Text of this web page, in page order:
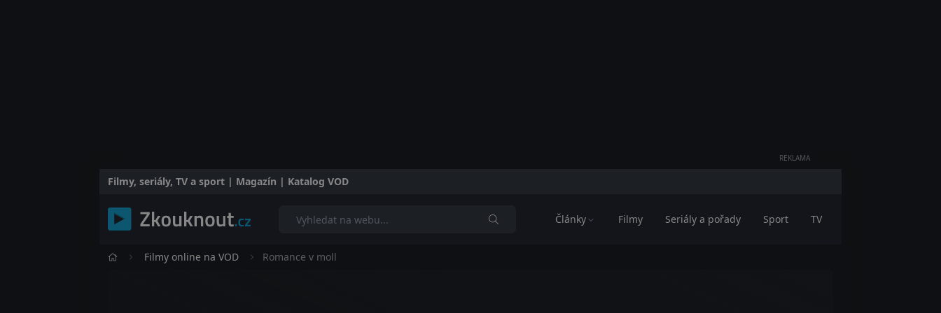
REKLAMA
Filmy, seriály, TV a sport | Magazín | Katalog VOD
Články Filmy Seriály a pořady Sport TV
Filmy online na VOD Romance v moll